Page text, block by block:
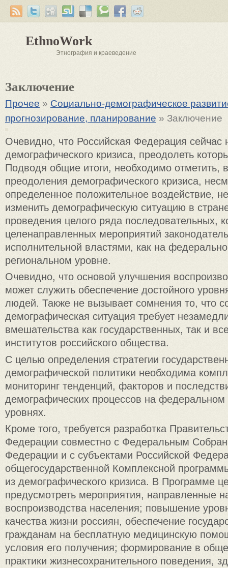
EthnoWork
Этнография и краеведение
Заключение
Прочее » Социально-демографическое
прогнозирование, планирование » Заключение
Очевидно, что Российская Федерация сейчас
демографического кризиса, преодолеть
Подводя общие итоги, необходимо отметить,
преодоления демографического кризиса,
определенное положительное воздействие,
изменить демографическую ситуацию в
проведения целого ряда последовательных,
целенаправленных мероприятий
исполнительной властями, как на
региональном уровне.
Очевидно, что основой улучшения
может служить обеспечение достойного
людей. Также не вызывает сомнения то, что
демографическая ситуация требует
вмешательства как государственных, так и
институтов российского общества.
С целью определения стратегии
демографической политики необходима
мониторинг тенденций, факторов и
демографических процессов на федеральном
уровнях.
Кроме того, требуется разработка
Федерации совместно с Федеральным
Федерации и с субъектами Российской
общегосударственной Комплексной
из демографического кризиса. В Программе
предусмотреть мероприятия, направленные
воспроизводства населения; повышение
качества жизни россиян, обеспечение
гражданам на бесплатную медицинскую
условия его получения; формирование в
практики жизнесохранительного поведения,